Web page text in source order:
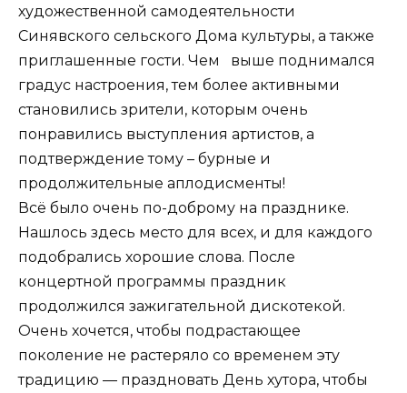
художественной самодеятельности
Синявского сельского Дома культуры, а также
приглашенные гости. Чем выше поднимался
градус настроения, тем более активными
становились зрители, которым очень
понравились выступления артистов, а
подтверждение тому – бурные и
продолжительные аплодисменты!
Всё было очень по-доброму на празднике.
Нашлось здесь место для всех, и для каждого
подобрались хорошие слова. После
концертной программы праздник
продолжился зажигательной дискотекой.
Очень хочется, чтобы подрастающее
поколение не растеряло со временем эту
традицию — праздновать День хутора, чтобы